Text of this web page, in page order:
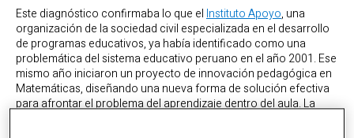
Este diagnóstico confirmaba lo que elInstituto Apoyo, una
organización de la sociedad civil especializada en el desarrollo
de programas educativos, ya había identificado como una
problemática del sistema educativo peruano en el año 2001. Ese
mismo año iniciaron un proyecto de innovación pedagógica en
Matemáticas, diseñando una nueva forma de solución efectiva
para afrontar el problema del aprendizaje dentro del aula. La